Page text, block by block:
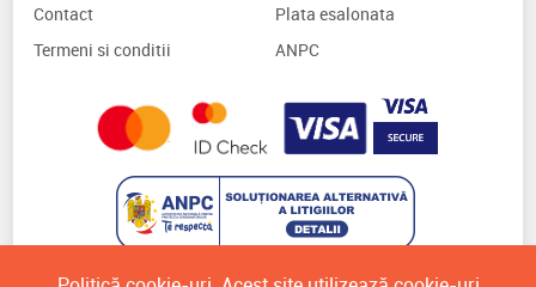
Contact
Termeni si conditii
Plata esalonata
ANPC